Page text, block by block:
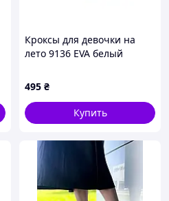
Кроксы для девочки на
лето 9136 EVA белый
495 ₴
Купить